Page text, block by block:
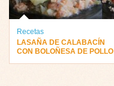
Recetas
LASAÑA DE CALABACÍN
CON BOLOÑESA DE POLLO